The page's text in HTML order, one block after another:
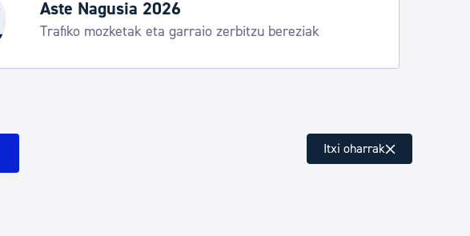
Gune publikoa, hondakinak eta ingurumena
Aste Nagusia 2026
Trafiko mozketak eta garraio zerbitzu bereziak
Itxi oharrak